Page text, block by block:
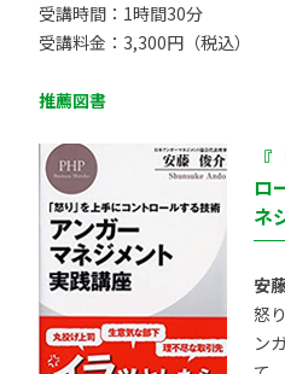
受講時間：1時間30分
受講料金：3,300円（税込）
推薦図書
ロ
ネ
安
怒
ン